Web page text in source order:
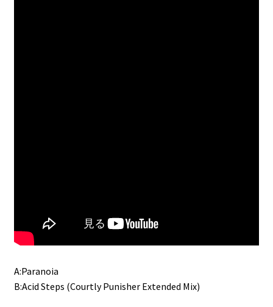
A:Paranoia
B:Acid Steps (Courtly Punisher Extended Mix)